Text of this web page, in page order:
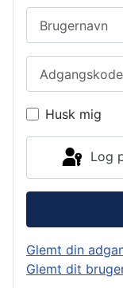
Husk mig
Log
Glemt din
Glemt dit